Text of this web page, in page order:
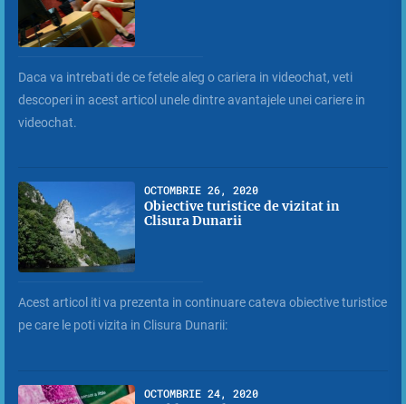
Daca va intrebati de ce fetele aleg o cariera in videochat, veti
descoperi in acest articol unele dintre avantajele unei cariere in
videochat.
OCTOMBRIE 26, 2020
Obiective turistice de vizitat in
Clisura Dunarii
Acest articol iti va prezenta in continuare cateva obiective turistice
pe care le poti vizita in Clisura Dunarii:
OCTOMBRIE 24, 2020